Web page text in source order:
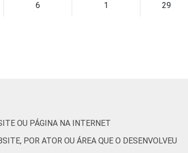
6 1 29
OU PÁGINA NA INTERNET
POR ATOR OU ÁREA QUE O DESENVOLVEU